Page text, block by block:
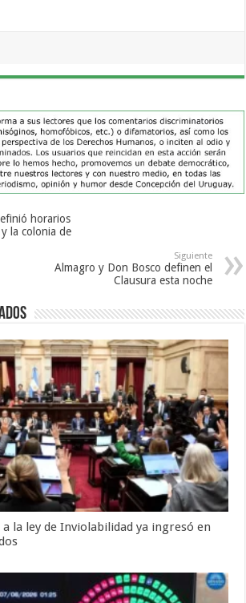
horarios
la colonia de
Siguiente
Almagro y Don Bosco definen el
Clausura esta noche
la ley de Inviolabilidad ya ingresó en